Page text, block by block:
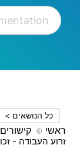
כל הנושאים >
ראשי
זרוע העבודה -